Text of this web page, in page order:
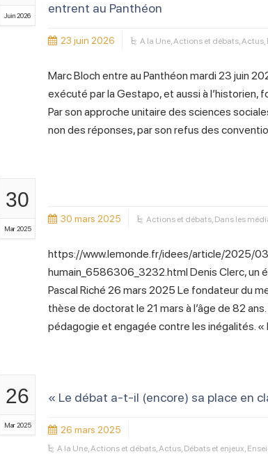
Juin 2026
entrent au Panthéon
23 juin 2026 A la Une,Actions et débats,Actus,
Marc Bloch entre au Panthéon mardi 23 juin
exécuté par la Gestapo, et aussi à l’historien,
Par son approche unitaire des sciences
non des réponses, par son refus des
30
Mar 2025
30 mars 2025 Actions et débats, Dans les
https://www.lemonde.fr/idees/article/2025/
humain_6586306_3232.html Denis Clerc, un
Pascal Riché 26 mars 2025 Le fondateur du
thèse de doctorat le 21 mars à l’âge de 82
pédagogie et engagée contre les inégalités. «
26
Mar 2025
« Le débat a-t-il (encore) sa place en
26 mars 2025
A la Une,Actions et débats,Actus, Débats et enjeux,